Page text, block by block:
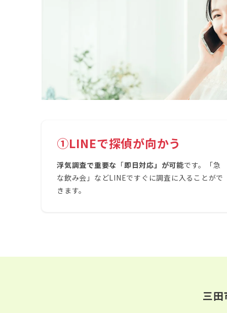
①LINEで探偵が向かう
浮気調査で重要な 「即日対応」が可能です。「急
な飲み会」などLINEですぐに調査に入ることがで
きます。
三